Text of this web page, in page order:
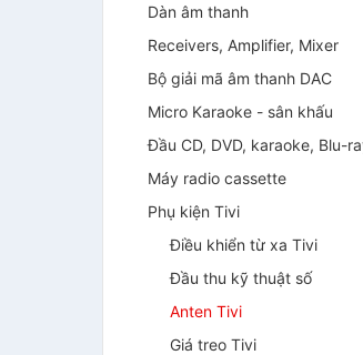
Dàn âm thanh
Receivers, Amplifier, Mixer
Bộ giải mã âm thanh DAC
Micro Karaoke - sân khấu
Đầu CD, DVD, karaoke, Blu-
Máy radio cassette
Phụ kiện Tivi
Điều khiển từ xa Tivi
Đầu thu kỹ thuật số
Anten Tivi
Giá treo Tivi